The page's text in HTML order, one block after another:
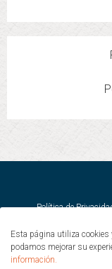
Política de
ENAVANCE
Esta página utiliza
podamos mejorar su
información.